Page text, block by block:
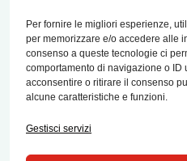
Per fornire le migliori esperienze,
per memorizzare e/o accedere alle
consenso a queste tecnologie ci
comportamento di navigazione o ID
acconsentire o ritirare il consenso
alcune caratteristiche e funzioni.
Gestisci servizi
Chi
Termini e